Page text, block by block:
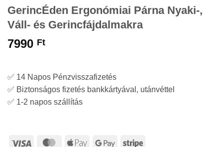
GerincÉden Ergonómiai Párna Nyaki-,
Váll- és Gerincfájdalmakra
7990 Ft
✅ 14 Napos Pénzvisszafizetés
✅ Biztonságos fizetés bankkártyával, utánvéttel
✅ 1-2 napos szállítás
Visa MasterCard
Apple
Google Stripe